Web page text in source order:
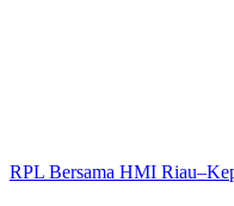
RPL Bersama HMI